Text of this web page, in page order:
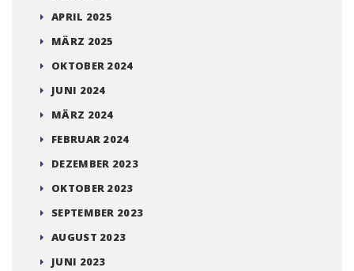
APRIL 2025
MÄRZ 2025
OKTOBER 2024
JUNI 2024
MÄRZ 2024
FEBRUAR 2024
DEZEMBER 2023
OKTOBER 2023
SEPTEMBER 2023
AUGUST 2023
JUNI 2023